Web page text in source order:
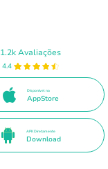
1.2k Avaliações
4.4
Disponível na
AppStore
APK Diretamente
Download